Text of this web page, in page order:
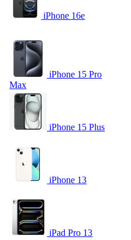
iPhone 16e
iPhone 15 Pro
Max
iPhone 15 Plus
iPhone 13
iPad Pro 13